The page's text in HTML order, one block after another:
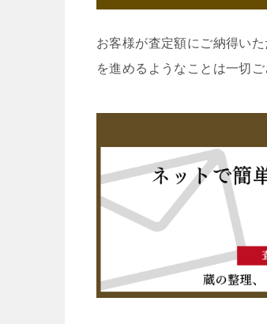
お客様が査定額にご納得い
を進めるようなことは一切ご